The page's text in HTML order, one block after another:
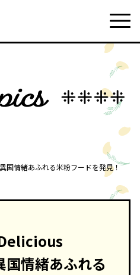
国情緒あふれる米粉フードを発見！
情緒あふれる